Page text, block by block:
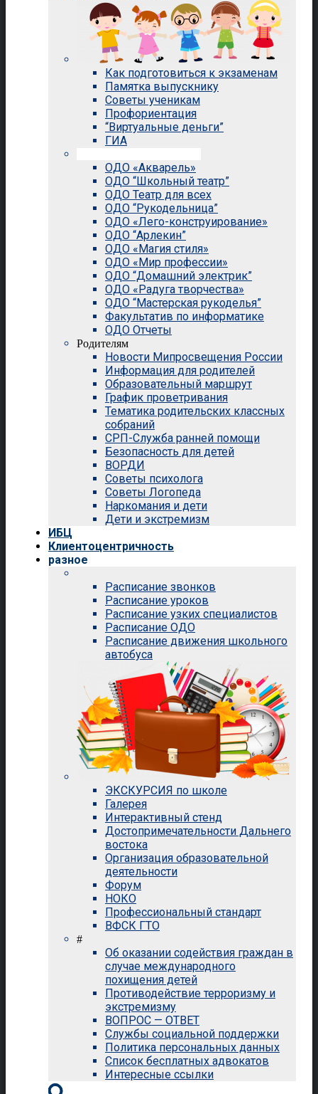
Как подготовиться к экзаменам
Памятка выпускнику
Советы ученикам
Профориентация
“Виртуальные деньги”
ГИА
ОДО «Акварель»
ОДО “Школьный театр”
ОДО Театр для всех
ОДО “Рукодельница”
ОДО «Лего-конструирование»
ОДО “Арлекин”
ОДО «Магия стиля»
ОДО «Мир профессии»
ОДО “Домашний электрик”
ОДО «Радуга творчества»
ОДО “Мастерская рукоделья”
Факультатив по информатике
ОДО Отчеты
Родителям
Новости Мипросвещения России
Информация для родителей
Образовательный маршрут
График проветривания
Тематика родительских классных
собраний
СРП-Служба ранней помощи
Безопасность для детей
ВОРДИ
Советы психолога
Советы Логопеда
Наркомания и дети
Дети и экстремизм
ИБЦ
Клиентоцентричность
разное
Расписание звонков
Расписание уроков
Расписание узких специалистов
Расписание ОДО
Расписание движения школьного
автобуса
ЭКСКУРСИЯ по школе
Галерея
Интерактивный стенд
Достопримечательности Дальнего
востока
Организация образовательной
деятельности
Форум
НОКО
Профессиональный стандарт
ВФСК ГТО
#
Об оказании содействия граждан в
случае международного
похищения детей
Противодействие терроризму и
экстремизму
ВОПРОС — ОТВЕТ
Службы социальной поддержки
Политика персональных данных
Список бесплатных адвокатов
Интересные ссылки